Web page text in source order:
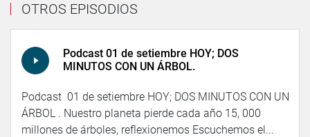
OTROS EPISODIOS
Podcast 01 de setiembre HOY; DOS
MINUTOS CON UN ÁRBOL.
Podcast 01 de setiembre HOY; DOS MINUTOS CON UN
ÁRBOL . Nuestro planeta pierde cada año 15, 000
millones de árboles, reflexionemos Escuchemos el...